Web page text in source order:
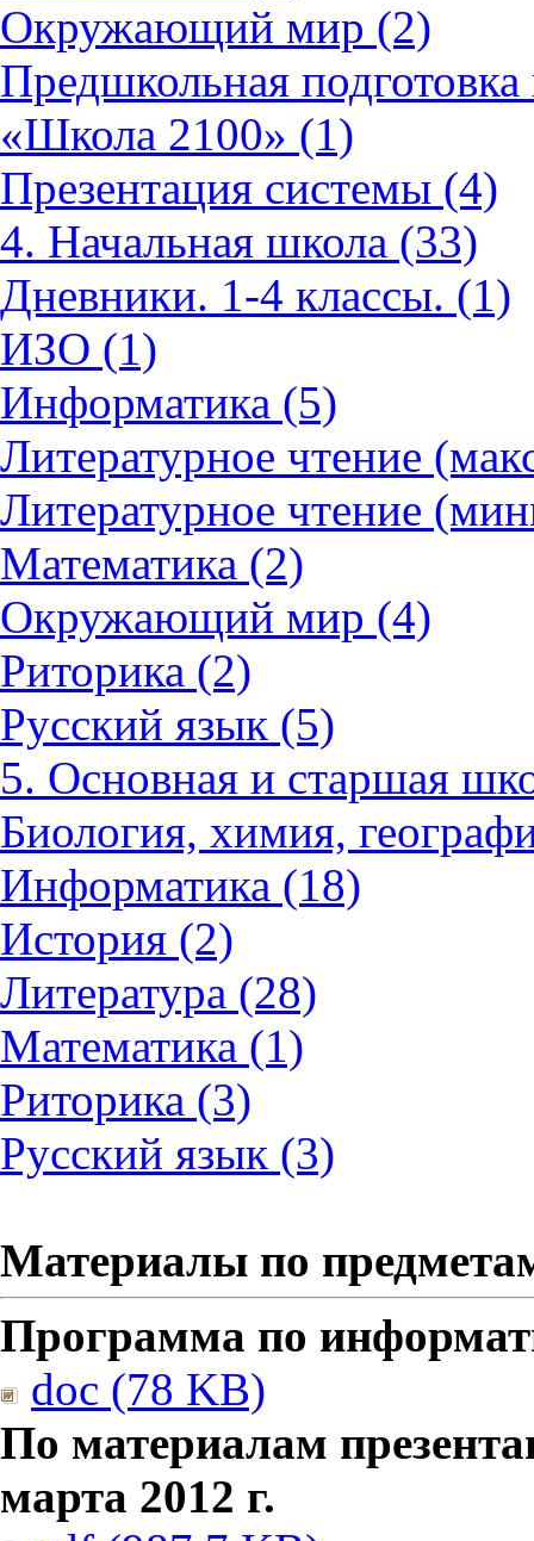
Окружающий мир (2)
Предшкольная
«Школа 2100» (1)
Презентация системы (4)
4. Начальная школа (33)
Дневники. 1-4 классы. (1)
ИЗО (1)
Информатика (5)
Литературное чтение
Литературное чтение
Математика (2)
Окружающий мир (4)
Риторика (2)
Русский язык (5)
5. Основная и старшая
Биология, химия,
Информатика (18)
История (2)
Литература (28)
Математика (1)
Риторика (3)
Русский язык (3)
Материалы по
Программа по
doc (78 KB)
По материалам
марта 2012 г.